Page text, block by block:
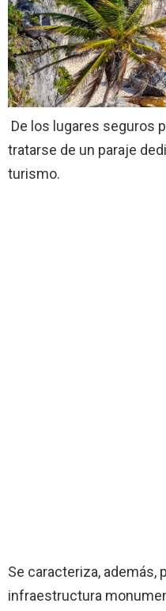
De los lugares seguros
tratarse de un paraje
turismo.
Se caracteriza, además,
infraestructura